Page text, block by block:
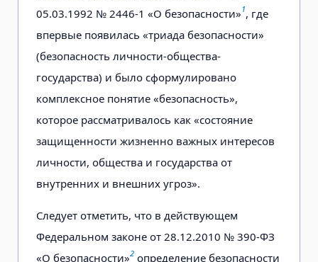
05.03.1992 № 2446-1 «О безопасности»1, где
впервые появилась «триада безопасности»
(безопасность личности-общества-
государства) и было сформулировано
комплексное понятие «безопасность»,
которое рассматривалось как «состояние
защищенности жизненно важных интересов
личности, общества и государства от
внутренних и внешних угроз».
Следует отметить, что в действующем
Федеральном законе от 28.12.2010 № 390-ФЗ
«О безопасности»2 определение безопасности